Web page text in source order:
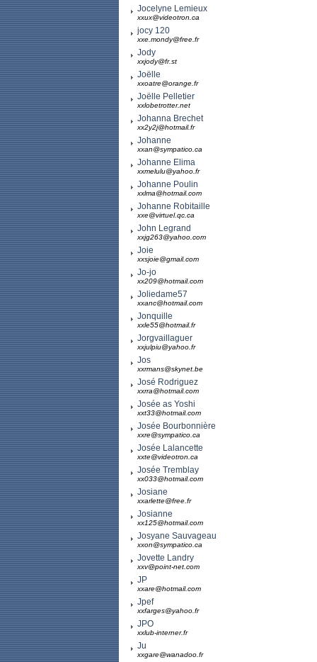
Jocelyne Lemieux
xxux@videotron.ca
jocy 120
xxe.mondy@free.fr
Jody
xxjody@fr.st
Joëlle
xxoatre@orange.fr
Joëlle Pelletier
xxlobetrotter.net
Johanna Brechet
xx2y2j@hotmail.fr
Johanne
xxan@sympatico.ca
Johanne Elima
xxmelulu@yahoo.fr
Johanne Poulin
xxlma@hotmail.com
Johanne Robitaille
xxe@virtuel.qc.ca
John Legrand
xxjg263@yahoo.com
Joie
xxsjoie@gmail.com
Jo-jo
xx209@hotmail.com
Joliedame57
xxanc@hotmail.com
Jonquille
xxle55@hotmail.fr
Jorgvaillaguer
xxjulpiu@yahoo.fr
Jos
xxrmans@skynet.be
José Rodriguez
xxrra@hotmail.com
Josée as Yoshi
xxt33@hotmail.com
Josée Bourbonnière
xxre@sympatico.ca
Josée Lalancette
xxte@videotron.ca
Josée Tremblay
xx033@hotmail.com
Josiane
xxarlette@free.fr
Josianne
xx125@hotmail.com
Josyane Sauvageau
xxon@sympatico.ca
Jovette Landry
xxv@point-net.com
JP
xxare@hotmail.com
Jpef
xxfarges@yahoo.fr
JPO
xxlub-interner.fr
Ju
xxgare@wanadoo.fr